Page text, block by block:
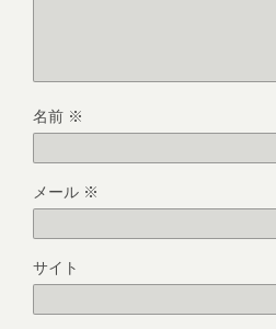
名前 ※
メール ※
サイト